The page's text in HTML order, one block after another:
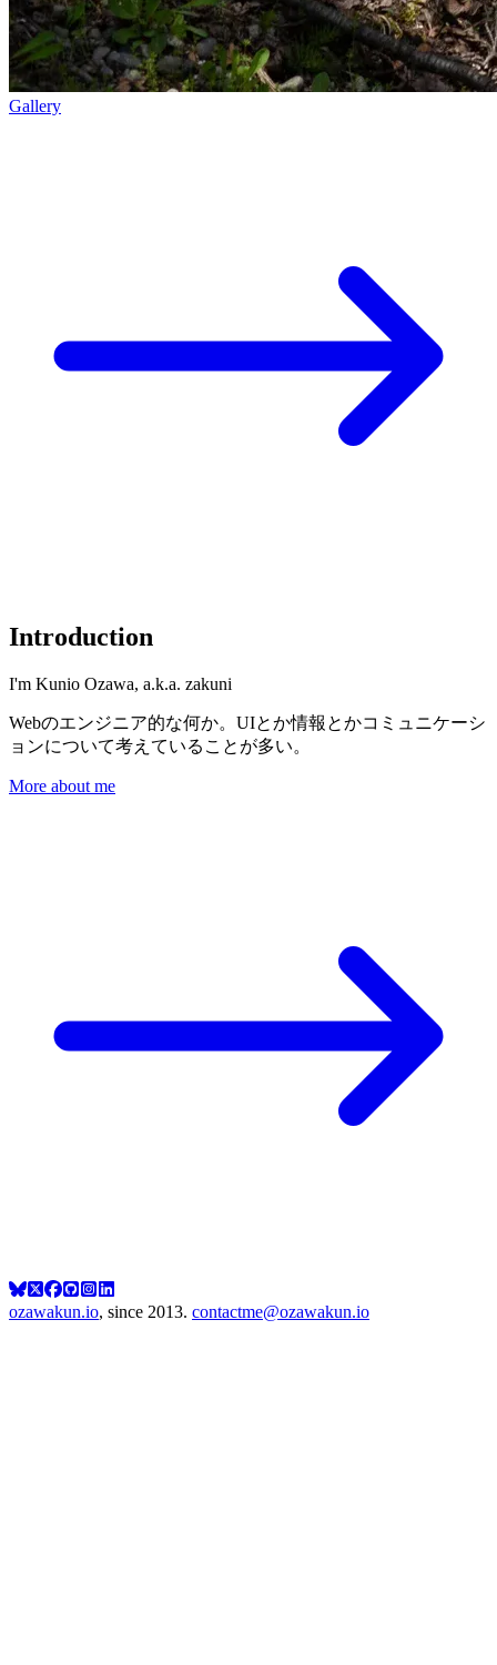
Gallery
Introduction
I'm Kunio Ozawa, a.k.a. zakuni
Webのエンジニア的な何か。UIとか情報とかコミュニケーシ
ョンについて考えていることが多い。
More about me
ozawakun.io, since 2013. contactme@ozawakun.io